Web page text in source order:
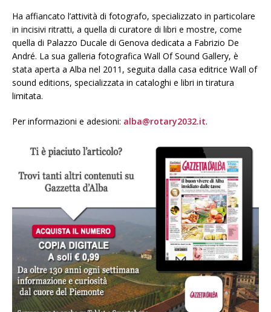
Ha affiancato l’attività di fotografo, specializzato in particolare
in incisivi ritratti, a quella di curatore di libri e mostre, come
quella di Palazzo Ducale di Genova dedicata a Fabrizio De
André. La sua galleria fotografica Wall Of Sound Gallery, è
stata aperta a Alba nel 2011, seguita dalla casa editrice Wall of
sound editions, specializzata in cataloghi e libri in tiratura
limitata.
Per informazioni e adesioni: alba@rotary2032.it.